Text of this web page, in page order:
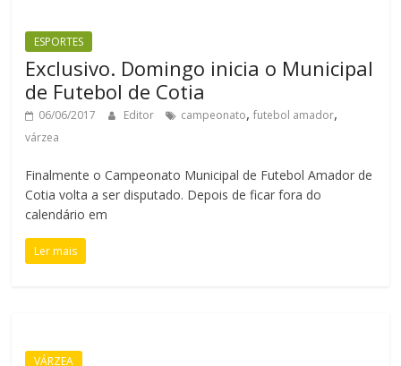
ESPORTES
Exclusivo. Domingo inicia o Municipal
de Futebol de Cotia
06/06/2017 Editor campeonato,futebol amador,
várzea
Finalmente o Campeonato Municipal de Futebol Amador de
Cotia volta a ser disputado. Depois de ficar fora do
calendário em
Ler mais
VÁRZEA